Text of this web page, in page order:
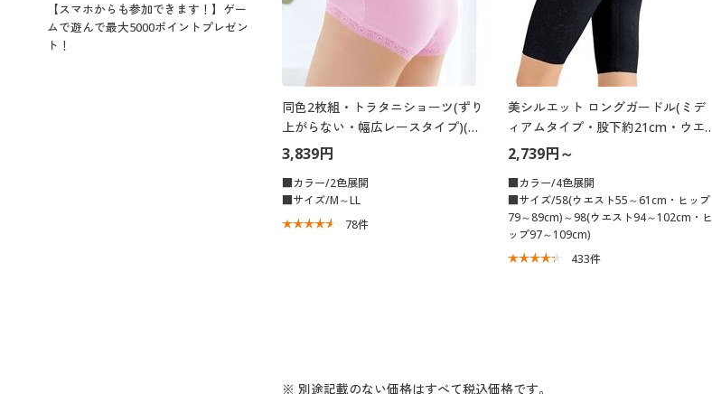
同色2枚組・トラタニショーツ(ずり
上がらない・幅広レースタイプ)(は
きこみ丈ハイウエスト)
3,839円
■カラー/2色展開
■サイズ/M～LL
78件
美シルエット ロングガードル(ミデ
ィアムタイプ・股下約21cm・ウエ
ストレース仕様)
2,739円～
■カラー/4色展開
■サイズ/58(ウエスト55～61cm・ヒップ
79～89cm)～98(ウエスト94～102cm・ヒ
ップ97～109cm)
433件
※ 別途記載のない価格はすべて税込価格です。
【スマホからも参加できます！】ゲー
ムで遊んで最大5000ポイントプレゼン
ト！